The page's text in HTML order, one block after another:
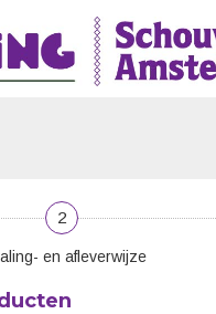
2
en afleverwijze